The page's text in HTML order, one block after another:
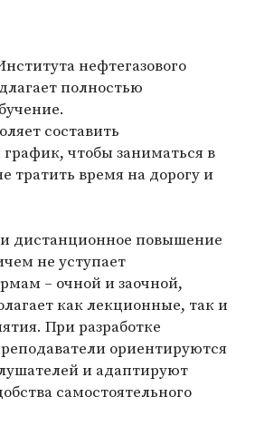
нефтегазового
полностью
составить
чтобы заниматься в
тратить время на дорогу и
дистанционное повышение
не уступает
– очной и заочной,
как лекционные, так и
При разработке
ориентируются
и адаптируют
самостоятельного